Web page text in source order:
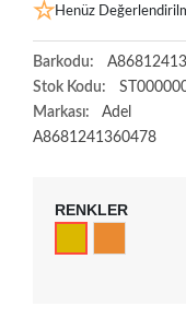
Henüz
Barkodu:
Stok Kodu:
Markası:
Adel
A8681241360478
RENKLER